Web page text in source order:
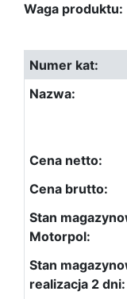
Waga produktu: